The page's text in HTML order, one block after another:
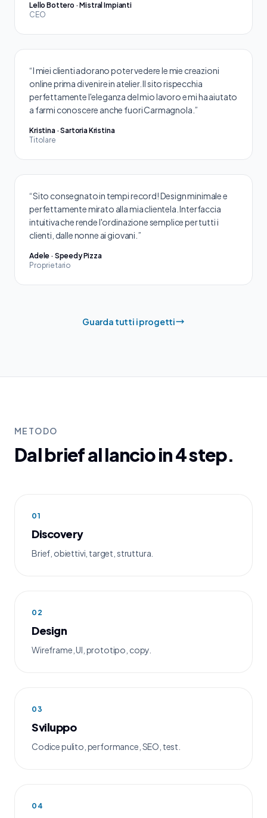
Lello Bottero · Mistral Impianti
CEO
“I miei clienti adorano poter vedere le mie creazioni
online prima di venire in atelier. Il sito rispecchia
perfettamente l'eleganza del mio lavoro e mi ha aiutato
a farmi conoscere anche fuori Carmagnola.”
Kristina · Sartoria Kristina
Titolare
“Sito consegnato in tempi record! Design minimale e
perfettamente mirato alla mia clientela. Interfaccia
intuitiva che rende l'ordinazione semplice per tutti i
clienti, dalle nonne ai giovani.”
Adele · Speedy Pizza
Proprietario
Guarda tutti i progetti
METODO
Dal brief al lancio in 4 step.
01
Discovery
Brief, obiettivi, target, struttura.
02
Design
Wireframe, UI, prototipo, copy.
03
Sviluppo
Codice pulito, performance, SEO, test.
04